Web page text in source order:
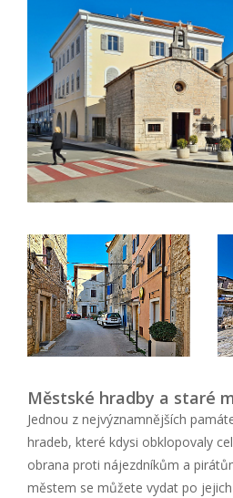
Městské hradby a staré
Jednou z nejvýznamnějších
hradeb, které kdysi obklopovaly
obrana proti nájezdníkům a
městem se můžete vydat po